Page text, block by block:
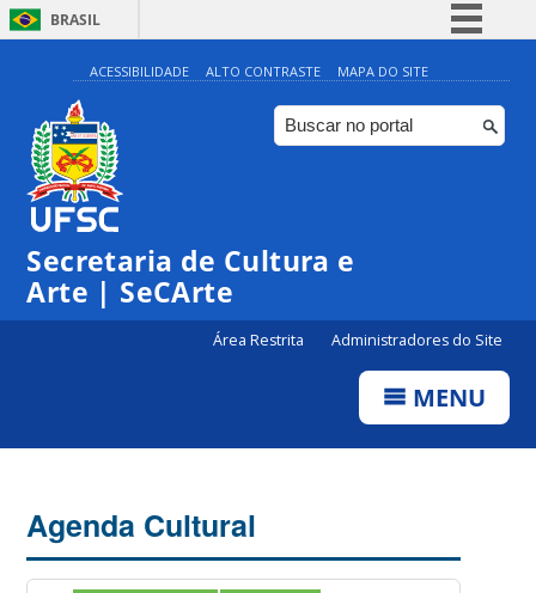
BRASIL
Simplifique!
Comunica BR
Participe
ACESSIBILIDADE ALTO CONTRASTE MAPA DO SITE
Secretaria de Cultura e
Arte | SeCArte
Área Restrita Administradores do Site
MENU
Agenda Cultural